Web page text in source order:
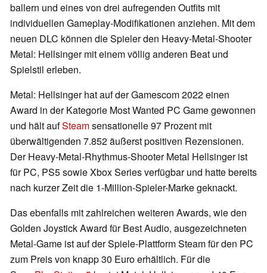
ballern und eines von drei aufregenden Outfits mit
individuellen Gameplay-Modifikationen anziehen. Mit dem
neuen DLC können die Spieler den Heavy-Metal-Shooter
Metal: Hellsinger mit einem völlig anderen Beat und
Spielstil erleben.
Metal: Hellsinger hat auf der Gamescom 2022 einen
Award in der Kategorie Most Wanted PC Game gewonnen
und hält aufSteamsensationelle 97 Prozent mit
überwältigenden 7.852 äußerst positiven Rezensionen.
Der Heavy-Metal-Rhythmus-Shooter Metal Hellsinger ist
für PC, PS5 sowie Xbox Series verfügbar und hatte bereits
nach kurzer Zeit die 1-Million-Spieler-Marke geknackt.
Das ebenfalls mit zahlreichen weiteren Awards, wie den
Golden Joystick Award für Best Audio, ausgezeichneten
Metal-Game ist auf der Spiele-Plattform Steam für den PC
zum Preis von knapp 30 Euro erhältlich. Für die